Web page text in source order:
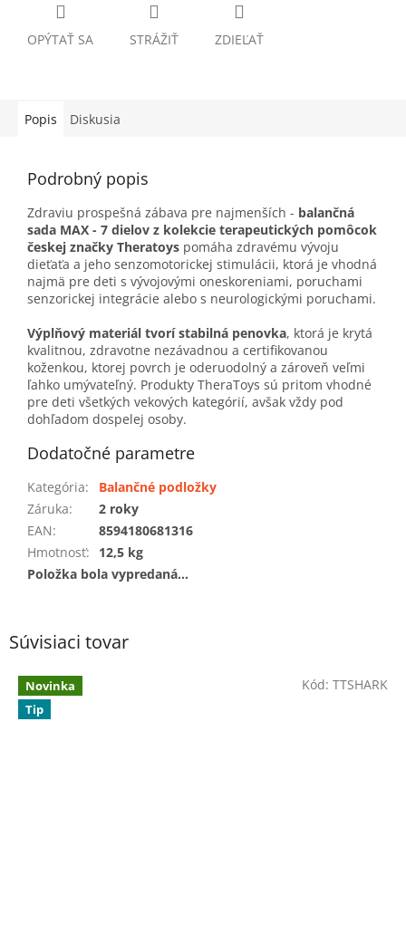
OPÝTAŤ SA STRÁŽIŤ ZDIEĽAŤ
Súvisiaci tovar
Novinka
Tip
Kód: TTSHARK
Popis Diskusia
Podrobný popis
Zdraviu prospešná zábava pre najmenších - balančná
sada MAX - 7 dielov z kolekcie terapeutických pomôcok
českej značky Theratoys pomáha zdravému vývoju
dieťaťa a jeho senzomotorickej stimulácii, ktorá je vhodná
najmä pre deti s vývojovými oneskoreniami, poruchami
senzorickej integrácie alebo s neurologickými poruchami.
Výplňový materiál tvorí stabilná penovka, ktorá je krytá
kvalitnou, zdravotne nezávadnou a certifikovanou
koženkou, ktorej povrch je oderuodolný a zároveň veľmi
ľahko umývateľný. Produkty TheraToys sú pritom vhodné
pre deti všetkých vekových kategórií, avšak vždy pod
dohľadom dospelej osoby.
Dodatočné parametre
Kategória:
Balančné podložky
Záruka:
2 roky
EAN:
8594180681316
Hmotnosť:
12,5 kg
Položka bola vypredaná…